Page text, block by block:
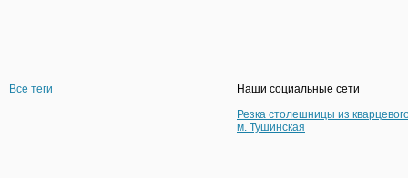
Все теги
Наши социальные сети
Резка столешницы из
м. Тушинская